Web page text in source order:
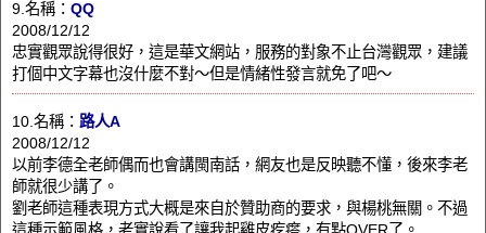
9.名稱： QQ
2008/12/12
忠實觀眾說得很好，這是華文網站，服務的對象不止台灣觀眾，建議
打個中文字幕也沒什麼不對～但是情緒性發言就免了吧～
10.名稱： 路人A
2008/12/12
以前李德全老師偶而也會講閩南話，網友也是反映聽不懂，後來李老
師就很少講了。
劉老師這種表現方式大概是來自於贊助商的要求，與楊桃無關。不過